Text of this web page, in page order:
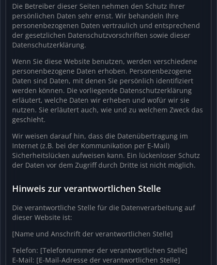
Die Betreiber dieser Seiten nehmen den Schutz Ihrer
persönlichen Daten sehr ernst. Wir behandeln Ihre
personenbezogenen Daten vertraulich und entsprechend
der gesetzlichen Datenschutzvorschriften sowie dieser
Datenschutzerklärung.
Wenn Sie diese Website benutzen, werden verschiedene
personenbezogene Daten erhoben. Personenbezogene
Daten sind Daten, mit denen Sie persönlich identifiziert
werden können. Die vorliegende Datenschutzerklärung
erläutert, welche Daten wir erheben und wofür wir sie
nutzen. Sie erläutert auch, wie und zu welchem Zweck das
geschieht.
Wir weisen darauf hin, dass die Datenübertragung im
Internet (z.B. bei der Kommunikation per E-Mail)
Sicherheitslücken aufweisen kann. Ein lückenloser Schutz
der Daten vor dem Zugriff durch Dritte ist nicht möglich.
Hinweis zur verantwortlichen Stelle
Die verantwortliche Stelle für die Datenverarbeitung auf
dieser Website ist:
[Name und Anschrift der verantwortlichen Stelle]
Telefon: [Telefonnummer der verantwortlichen Stelle]
E-Mail: [E-Mail-Adresse der verantwortlichen Stelle]